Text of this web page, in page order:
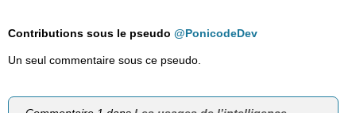
Contributions sous le pseudo @PonicodeDev
Un seul commentaire sous ce pseudo.